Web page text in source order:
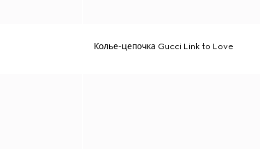
Колье-цепочка Gucci Link to Love